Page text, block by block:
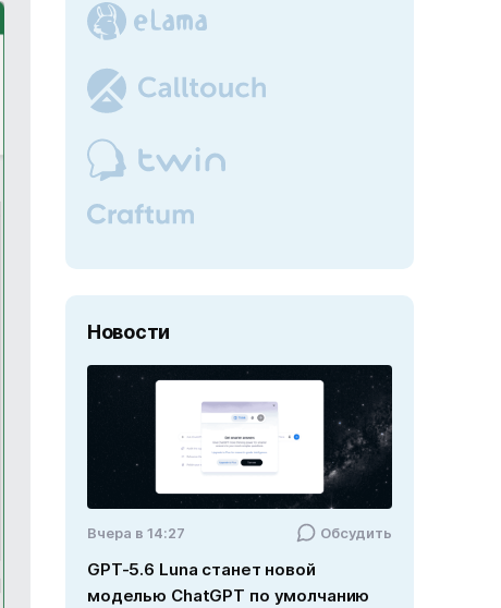
Новости
Вчера в 14:27 Обсудить
GPT-5.6 Luna станет новой
моделью ChatGPT по умолчанию